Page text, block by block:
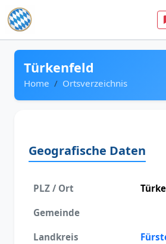
Zum Inhalt springen
Türkenfeld
Home Ortsverzeichnis
Geografische Daten
PLZ / Ort
Gemeinde
Landkreis